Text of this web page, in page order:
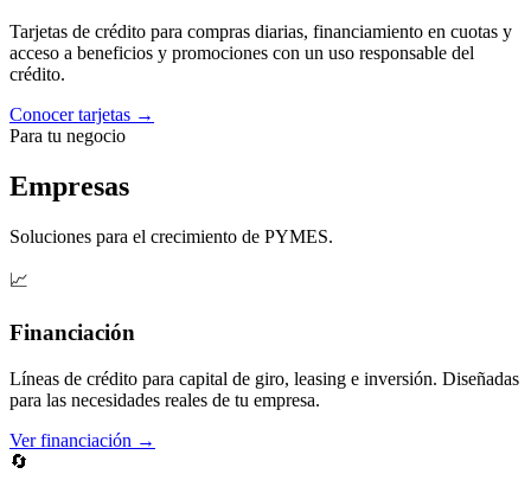
Tarjetas de crédito para compras diarias, financiamiento en cuotas y
acceso a beneficios y promociones con un uso responsable del
crédito.
Conocer tarjetas →
Para tu negocio
Empresas
Soluciones para el crecimiento de PYMES.
📈
Financiación
Líneas de crédito para capital de giro, leasing e inversión. Diseñadas
para las necesidades reales de tu empresa.
Ver financiación →
🔄